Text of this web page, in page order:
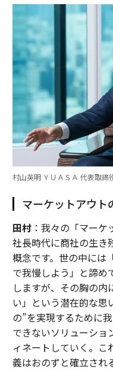
村山英明 ＹＵＡＳＡ 代表取締
マーケットアウト
田村：我々の「マーケ
社長時代に商社の生き
概念です。世の中には
で我慢しよう」と諦め
しますが、その胸の内
い」という潜在的な思
の”を実現するために
できないソリューショ
ィネートしていく。こ
義はおのずと確立され